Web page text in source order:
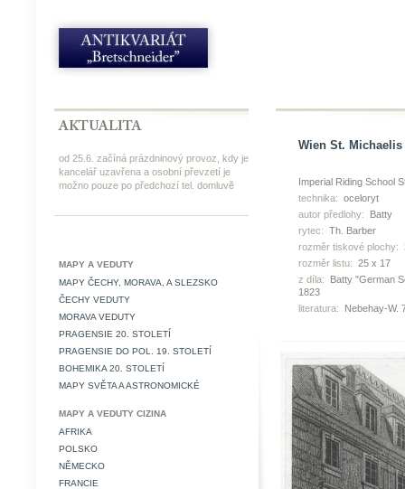
od 25.6. začíná prázdninový provoz, kdy je
kancelář uzavřena a osobní převzetí je
možno pouze po předchozí tel. domluvě
MAPY A VEDUTY
MAPY ČECHY, MORAVA, A SLEZSKO
ČECHY VEDUTY
MORAVA VEDUTY
PRAGENSIE 20. STOLETÍ
PRAGENSIE DO POL. 19. STOLETÍ
BOHEMIKA 20. STOLETÍ
MAPY SVĚTA A ASTRONOMICKÉ
MAPY A VEDUTY CIZINA
AFRIKA
POLSKO
NĚMECKO
FRANCIE
Wien St.
Imperial Riding School
technika: oceloryt
autor předlohy:
Batty
rytec: Th. Barber
rozměr tiskové plochy:
rozměr listu: 25 x 17
z díla:
Batty "German
1823
literatura:
Nebehay-W.